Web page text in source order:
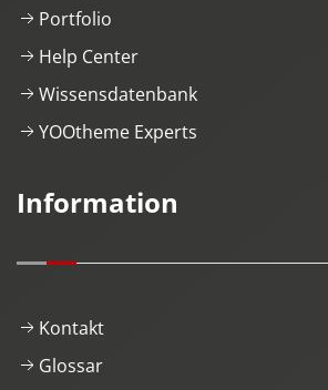
Portfolio
Help Center
Wissensdatenbank
YOOtheme Experts
Information
Kontakt
Glossar